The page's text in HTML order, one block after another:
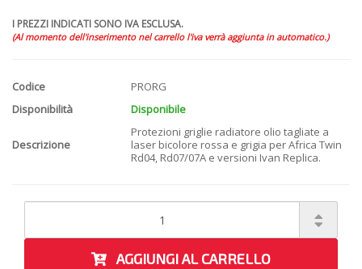
I PREZZI INDICATI SONO IVA ESCLUSA.
(Al momento dell'inserimento nel carrello l'iva verrà aggiunta in automatico.)
Codice
PRORG
Disponibilità
Disponibile
Descrizione
Protezioni griglie radiatore olio tagliate a
laser bicolore rossa e grigia per Africa Twin
Rd04, Rd07/07A e versioni Ivan Replica.
AGGIUNGI AL CARRELLO